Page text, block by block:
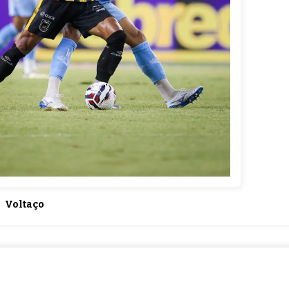
Voltaço